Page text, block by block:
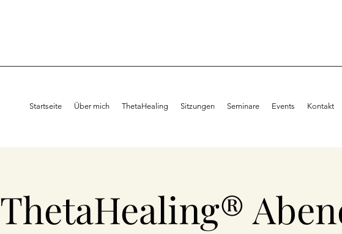
Startseite Über mich ThetaHealing Sitzungen Seminare Events Kontakt
ThetaHealing®